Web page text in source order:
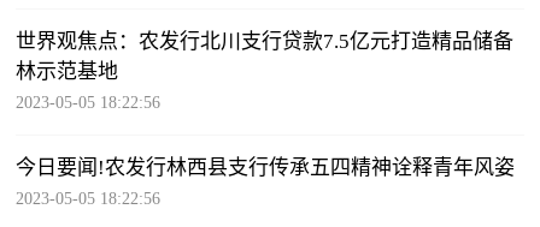
世界观焦点：农发行北川支行贷款7.5亿元打造精品储备
林示范基地
2023-05-05 18:22:56
今日要闻!农发行林西县支行传承五四精神诠释青年风姿
2023-05-05 18:22:56